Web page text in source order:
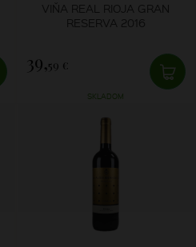
VIŇA REAL RIOJA GRAN
RESERVA 2016
39,59 €
SKLADOM